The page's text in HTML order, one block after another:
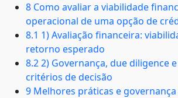
8 Como avaliar a viabilidade
operacional de uma opção de
8.1 1) Avaliação financeira:
retorno esperado
8.2 2) Governança, due diligence
critérios de decisão
9 Melhores práticas e